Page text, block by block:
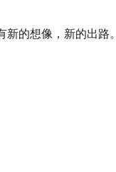
的想像，新的出路。